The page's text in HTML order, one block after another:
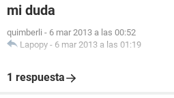
mi duda
quimberli - 6 mar 2013 a las 00:52
Lapopy - 6 mar 2013 a las 01:19
1 respuesta